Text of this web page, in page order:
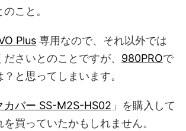
こと。
Plus 専用なので、それ以外では
さいとのことですが、 980PROで
と思ってしまいます。
カバー SS-M2S-HS02 」を購入して
買っていたかもしれません。